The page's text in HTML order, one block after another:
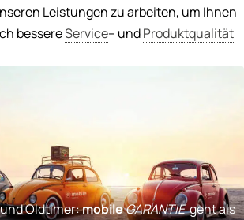
Leistungen zu arbeiten, um Ihnen
bessereService– undProduktqualität
Oldtimer:mobileGARANTIEgeht als